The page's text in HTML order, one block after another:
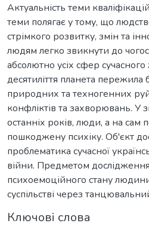
Актуальність теми
теми полягає у тому, що
стрімкого розвитку, змін та
людям легко звикнути до
абсолютно усіх сфер
десятиліття планета пережила
природних та техногенних
конфліктів та захворювань. У
останніх років, люди, а на сам
пошкоджену психіку. Об'єкт
проблематика сучасної
війни. Предметом
психоемоційного стану людини
суспільстві через
Ключові слова